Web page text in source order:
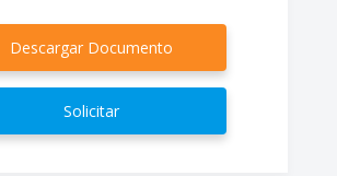
Descargar Documento
Solicitar